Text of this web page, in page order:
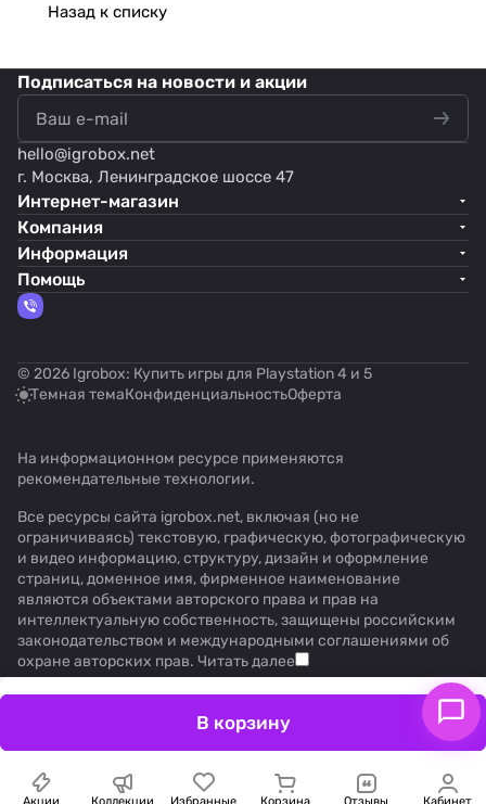
Назад к списку
В корзину
Подписаться на новости и акции
hello@igrobox.net
г. Москва, Ленинградское шоссе 47
Интернет-магазин
Компания
Информация
Помощь
© 2026 Igrobox: Купить игры для Playstation 4 и 5
Темная темаКонфиденциальностьОферта
На информационном ресурсе применяются
рекомендательные технологии.
Все ресурсы сайта igrobox.net, включая (но не
ограничиваясь) текстовую, графическую, фотографическую
и видео информацию, структуру, дизайн и оформление
страниц, доменное имя, фирменное наименование
являются объектами авторского права и прав на
интеллектуальную собственность, защищены российским
законодательством и международными соглашениями об
охране авторских прав. Читать далее